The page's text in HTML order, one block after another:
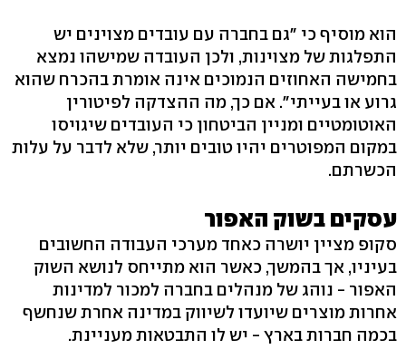
הוא מוסיף כי "גם בחברה עם עובדים מצוינים יש
התפלגות של מצוינות, ולכן העובדה שמישהו נמצא
בחמישה האחוזים הנמוכים אינה אומרת בהכרח שהוא
גרוע או בעייתי". אם כך, מה ההצדקה לפיטורין
האוטומטיים ומניין הביטחון כי העובדים שיגויסו
במקום המפוטרים יהיו טובים יותר, שלא לדבר על עלות
הכשרתם.
עסקים בשוק האפור
סקופ מציין יושרה כאחד מערכי העבודה החשובים
בעיניו, אך בהמשך, כאשר הוא מתייחס לנושא השוק
האפור - נוהג של מנהלים בחברה למכור למדינות
אחרות מוצרים שיועדו לשיווק במדינה אחרת שנחשף
בכמה חברות בארץ - יש לו התבטאות מעניינת.